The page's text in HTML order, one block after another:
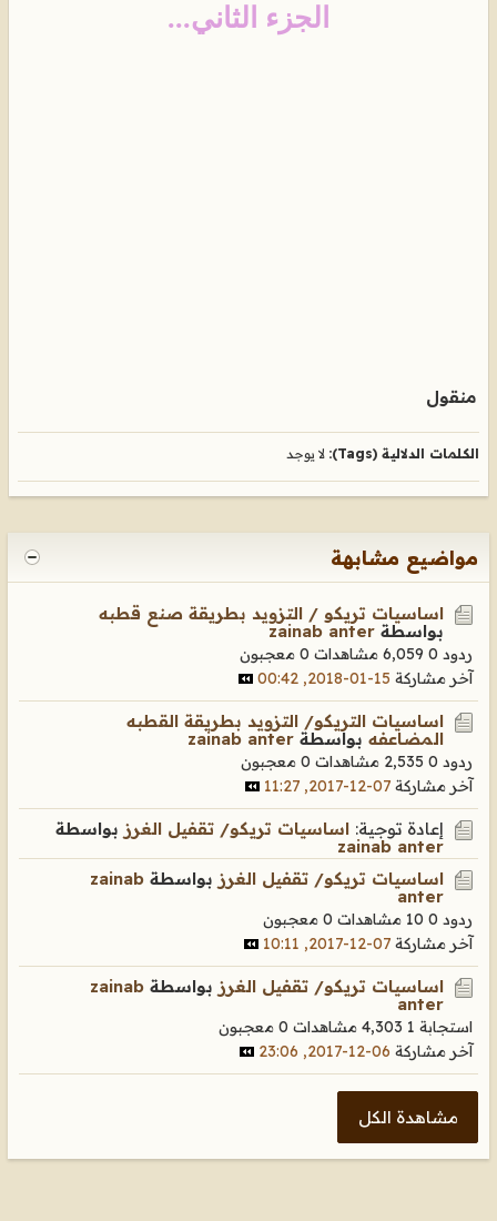
الجزء الثاني...
منقول
الكلمات الدلالية (Tags): لا يوجد
مواضيع مشابهة
اساسيات تريكو / التزويد بطريقة صنع قطبه
بواسطة zainab anter
ردود 0 6,059 مشاهدات
0 معجبون
آخر مشاركة 15-01-2018, 00:42
اساسيات التريكو/ التزويد بطريقة القطبه
المضاعفه بواسطة zainab anter
ردود 0 2,535 مشاهدات
0 معجبون
آخر مشاركة 07-12-2017, 11:27
إعادة توجية: اساسيات تريكو/ تقفيل الغرز بواسطة
zainab anter
اساسيات تريكو/ تقفيل الغرز بواسطة zainab
anter
ردود 0 10 مشاهدات
0 معجبون
آخر مشاركة 07-12-2017, 10:11
اساسيات تريكو/ تقفيل الغرز بواسطة zainab
anter
استجابة 1 4,303 مشاهدات
0 معجبون
آخر مشاركة 06-12-2017, 23:06
مشاهدة الكل